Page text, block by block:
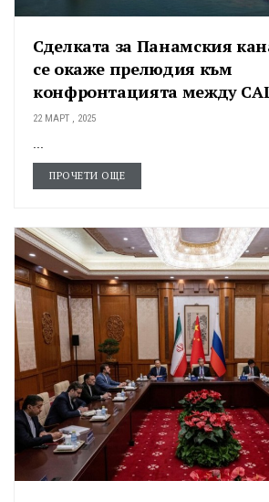
Сделката за Панамския
се окаже прелюдия към
конфронтацията между
22 МАРТ , 2025
ПРОЧЕТИ ОЩЕ